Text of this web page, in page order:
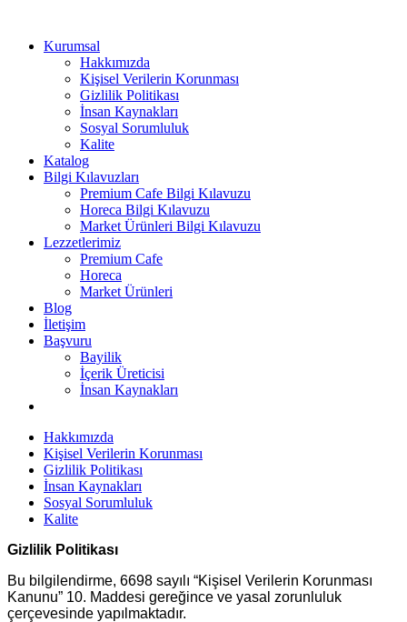
Kurumsal
Hakkımızda
Kişisel Verilerin Korunması
Gizlilik Politikası
İnsan Kaynakları
Sosyal Sorumluluk
Kalite
Katalog
Bilgi Kılavuzları
Premium Cafe Bilgi Kılavuzu
Horeca Bilgi Kılavuzu
Market Ürünleri Bilgi Kılavuzu
Lezzetlerimiz
Premium Cafe
Horeca
Market Ürünleri
Blog
İletişim
Başvuru
Bayilik
İçerik Üreticisi
İnsan Kaynakları
Hakkımızda
Kişisel Verilerin Korunması
Gizlilik Politikası
İnsan Kaynakları
Sosyal Sorumluluk
Kalite
Gizlilik Politikası
Bu bilgilendirme, 6698 sayılı “Kişisel Verilerin Korunması
Kanunu” 10. Maddesi gereğince ve yasal zorunluluk
çerçevesinde yapılmaktadır.